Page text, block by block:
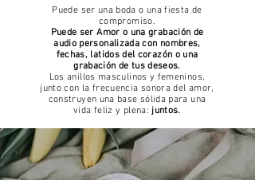
Puede ser una boda o una fiesta de
compromiso.
Puede ser Amor o una grabación de
audio personalizada con nombres,
fechas, latidos del corazón o una
grabación de tus deseos.
Los anillos masculinos y femeninos,
junto con la frecuencia sonora del amor,
construyen una base sólida para una
vida feliz y plena: juntos.